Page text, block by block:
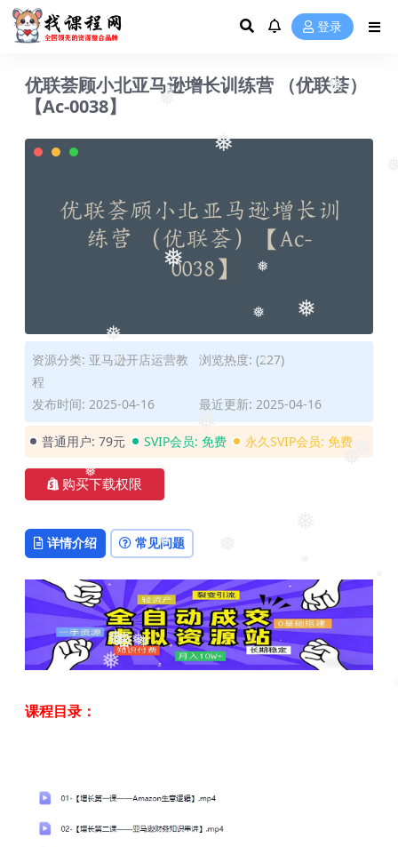
❅
❅
❅
❅
❅
❅❅
❅
❅
❅
❅
❅
❅
登录
优联荟顾小北亚马逊增长训练营 （优联荟）
【Ac-0038】
资源分类: 亚马逊开店运营教
程
浏览热度: (227)
发布时间: 2025-04-16 最近更新: 2025-04-16
普通用户: 79元 SVIP会员: 免费 永久SVIP会员: 免费
购买下载权限
详情介绍 常见问题
课程目录：